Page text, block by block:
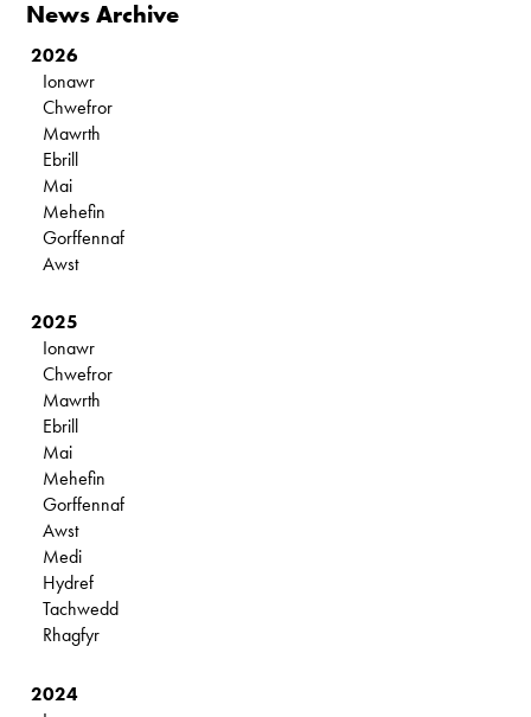
News Archive
2026
Ionawr
Chwefror
Mawrth
Ebrill
Mai
Mehefin
Gorffennaf
Awst
2025
Ionawr
Chwefror
Mawrth
Ebrill
Mai
Mehefin
Gorffennaf
Awst
Medi
Hydref
Tachwedd
Rhagfyr
2024